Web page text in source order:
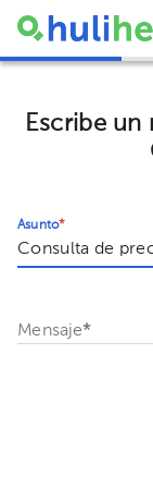
Escribe un
Asunto*
Mensaje*